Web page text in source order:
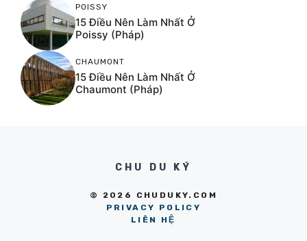
POISSY
15 Điều Nên Làm Nhất Ở
Poissy (Pháp)
CHAUMONT
15 Điều Nên Làm Nhất Ở
Chaumont (Pháp)
CHU DU KÝ
© 2026 CHUDUKY.COM
PRIVACY POLICY
LIÊN HỆ